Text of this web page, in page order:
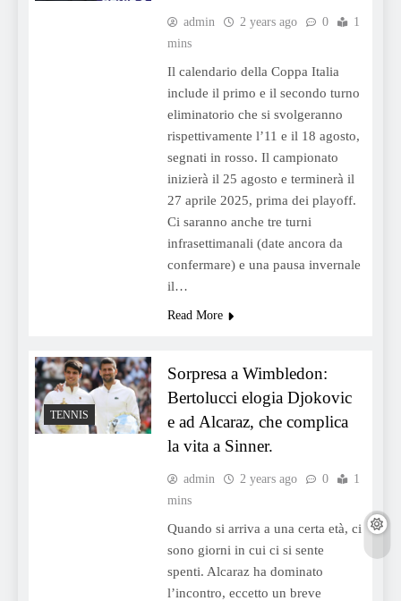
admin 2 years ago 0
1
mins
Il calendario della Coppa Italia
include il primo e il secondo turno
eliminatorio che si svolgeranno
rispettivamente l’11 e il 18 agosto,
segnati in rosso. Il campionato
inizierà il 25 agosto e terminerà il
27 aprile 2025, prima dei playoff.
Ci saranno anche tre turni
infrasettimanali (date ancora da
confermare) e una pausa invernale
il…
Read More
TENNIS
Sorpresa a Wimbledon:
Bertolucci elogia Djokovic
e ad Alcaraz, che complica
la vita a Sinner.
admin 2 years ago 0
1
mins
Quando si arriva a una certa età, ci
sono giorni in cui ci si sente
spenti. Alcaraz ha dominato
l’incontro, eccetto un breve